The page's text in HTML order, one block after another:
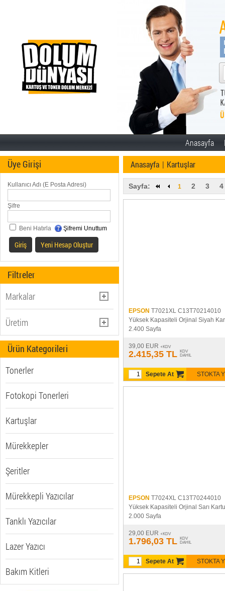
Anasayfa
Üye Girişi
Kullanıcı Adı (E Posta Adresi)
Şifre
Beni Hatırla Şifremi Unuttum
Giriş Yeni Hesap Oluştur
Filtreler
Markalar
BROTHER (110)
EPSON (479)
OLIVETTI (2)
Üretim
Muadil (171)
Orjinal (307)
Ürün Kategorileri
Tonerler
Fotokopi Tonerleri
Kartuşlar
Mürekkepler
Şeritler
Mürekkepli Yazıcılar
Tanklı Yazıcılar
Lazer Yazıcı
Bakım Kitleri
Anasayfa | Kartuşlar
Sayfa: 1 2 3 4
EPSON T7021XL C13T70214010
Yüksek Kapasiteli Orjinal Siyah
2.400 Sayfa
39,00 EUR +KDV
2.415,35 TL
KDV
DAHIL
STOKTA
Sepete At
EPSON T7024XL C13T70244010
Yüksek Kapasiteli Orjinal Sarı
2.000 Sayfa
29,00 EUR +KDV
1.796,03 TL
KDV
DAHIL
STOKTA
Sepete At